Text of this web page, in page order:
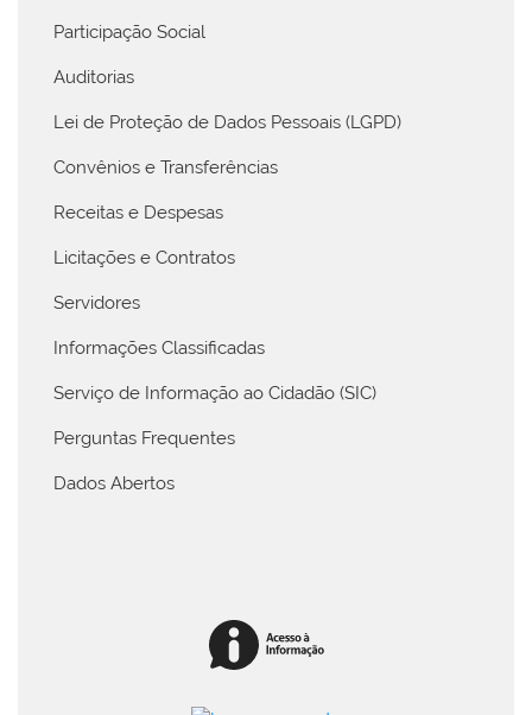
Participação Social
Auditorias
Lei de Proteção de Dados Pessoais (LGPD)
Convênios e Transferências
Receitas e Despesas
Licitações e Contratos
Servidores
Informações Classificadas
Serviço de Informação ao Cidadão (SIC)
Perguntas Frequentes
Dados Abertos